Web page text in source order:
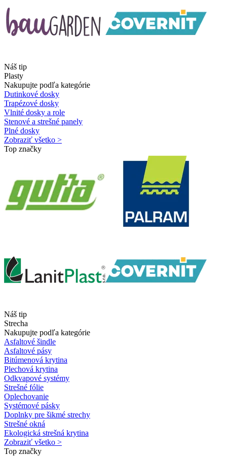
Náš tip
Plasty
Nakupujte podľa kategórie
Dutinkové dosky
Trapézové dosky
Vlnité dosky a role
Stenové a strešné panely
Plné dosky
Zobraziť všetko >
Top značky
Náš tip
Strecha
Nakupujte podľa kategórie
Asfaltové šindle
Asfaltové pásy
Bitúmenová krytina
Plechová krytina
Odkvapové systémy
Strešné fólie
Oplechovanie
Systémové pásky
Doplnky pre šikmé strechy
Strešné okná
Ekologická strešná krytina
Zobraziť všetko >
Top značky